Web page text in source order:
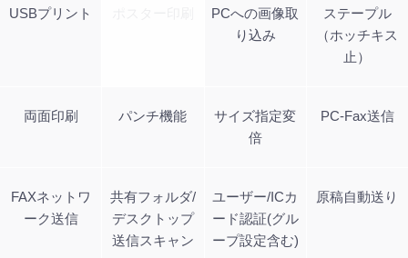
USBプリント
PCへの画像取
り込み
ステープル
（ホッチキス
止）
両面印刷 パンチ機能
サイズ指定変
倍
PC-Fax送信
FAXネットワ
ーク送信
共有フォルダ/
デスクトップ
送信スキャン
ユーザー/ICカ
ード認証(グル
ープ設定含む)
原稿自動送り